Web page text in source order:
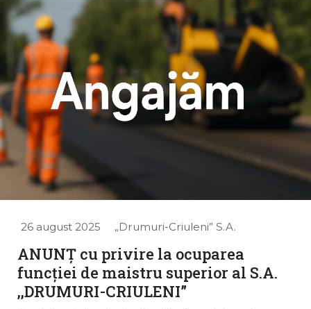
26 august 2025 „Drumuri-Criuleni” S.A.
ANUNȚ cu privire la ocuparea
funcției de maistru superior al S.A.
,,DRUMURI-CRIULENI”